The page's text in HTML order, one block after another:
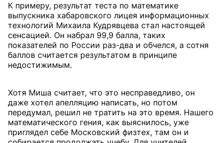
К примеру, результат теста по математике
выпускника хабаровского лицея информационных
технологий Михаила Кудрявцева стал настоящей
сенсацией. Он набрал 99,9 балла, таких
показателей по России раз-два и обчелся, а сотня
баллов считается результатом в принципе
недостижимым.
Хотя Миша считает, что это несправедливо, он
даже хотел апелляцию написать, но потом
передумал, решил не тратить на это время. Нашего
математического гения, как выяснилось, уже
приглядел себе Московский физтех, там он и